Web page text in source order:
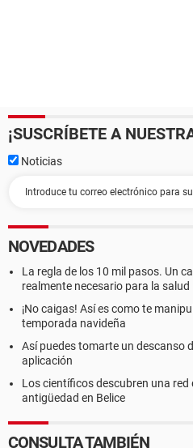
¡SUSCRÍBETE A
Noticias
NOVEDADES
La regla de los 10 mil pasos. Un
realmente necesario para la salud
¡No caigas! Así es como te
temporada navideña
Así puedes tomarte un descanso
aplicación
Los científicos descubren una red
antigüedad en Belice
CONSULTA TAMBIÉN